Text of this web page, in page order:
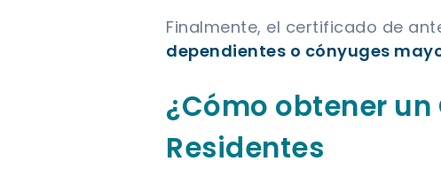
Finalmente, el certificado de
dependientes o cónyuges
¿Cómo obtener
Residentes